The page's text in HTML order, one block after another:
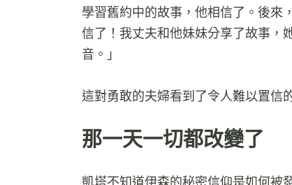
學習舊約中的故事，他相信了。後來
信了！我丈夫和他妹妹分享了故事，
音。」
這對勇敢的夫婦看到了令人難以置信
那一天一切都改變了
凱塔不知道伊森的秘密信仰是如何被